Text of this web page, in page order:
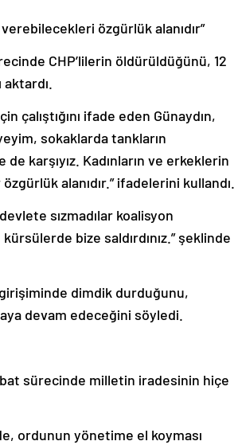
özgürlük alanıdır”
CHP’lilerin öldürüldüğünü, 12
aktardı.
çalıştığını ifade eden Günaydın,
sokaklarda tankların
karşıyız. Kadınların ve erkeklerin
alanıdır.” ifadelerini kullandı.
sızmadılar koalisyon
bize saldırdınız.” şeklinde
girişiminde dimdik durduğunu,
devam edeceğini söyledi.
sürecinde milletin iradesinin hiçe
ordunun yönetime el koyması